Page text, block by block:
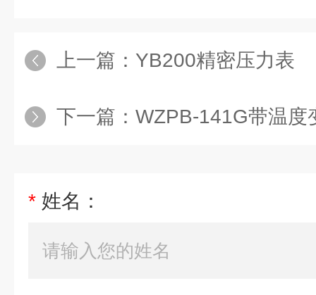
上一篇： YB200精密压力表
下一篇： WZPB-141G带温度
* 姓名：